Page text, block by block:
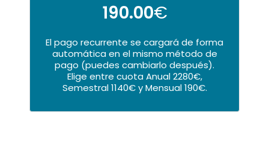
190.00€
El pago recurrente se cargará de forma
automática en el mismo método de
pago (puedes cambiarlo después).
Elige entre cuota Anual 2280€,
Semestral 1140€ y Mensual 190€.